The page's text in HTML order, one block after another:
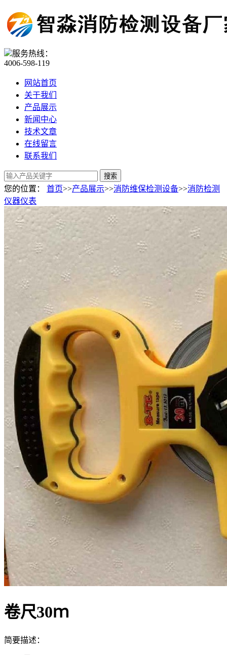
服务热线：
4006-598-119
网站首页
关于我们
产品展示
新闻中心
技术文章
在线留言
联系我们
您的位置： 首页>>产品展示>>消防维保检测设备>>消防检测
仪器仪表
卷尺30ｍ
简要描述：